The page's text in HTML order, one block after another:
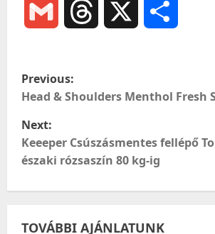
Gmail Threads
P
o
s
t
n
a
Previous:
Head & Shoulders Menthol Fresh
Next:
Keeeper Csúszásmentes fellépő
északi rózsaszín 80 kg-ig
TOVÁBBI AJÁNLATUNK